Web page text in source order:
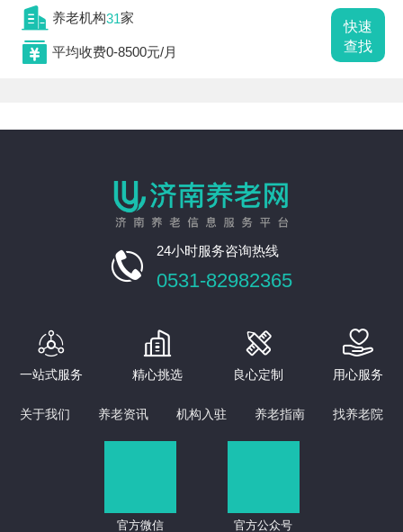
 养老机构31家
 平均收费0-8500元/月
快速
查找
 24小时服务咨询热线
0531-82982365

一站式服务

精心挑选

良心定制

用心服务
关于我们 养老资讯 机构入驻 养老指南 找养老院
官方微信 官方公众号